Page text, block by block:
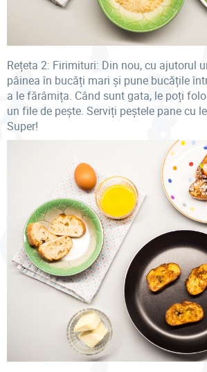
Rețeta 2: Firimituri: Din nou, cu ajutorul
pâinea în bucăți mari și pune bucățile
a le fărâmița. Când sunt gata, le poți
un file de pește. Serviți peștele pane cu
Super!